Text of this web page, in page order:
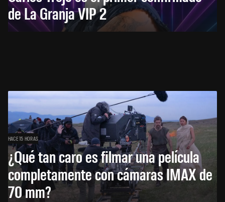
de La Granja VIP 2
HACE 15 HORAS
¿Qué tan caro es filmar una película
completamente con cámaras IMAX de
70 mm?